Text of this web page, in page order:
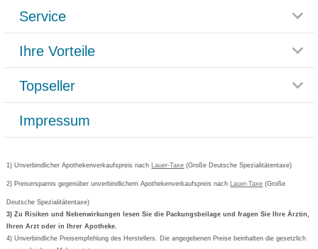
Glossar
Häufig gestellte Fragen
Datenschutz
AGB
Cookie-Einstellungen
Vertrag widerrufen
Service
Rücksendemöglichkeit
Paketlieferstatus
Versandkosten
Bestellschein ausfüllen
Newsletteranmeldung
Ihre Vorteile
Rezeptlieferung
Bonusprogramm
Gutschein und Rabatte
Kundenbewertung
Topseller
Grippostad
Bepanthen
Formoline
Wick
Impressum
1) Unverbindlicher Apothekenverkaufspreis nach Lauer-Taxe (Große Deutsche Spezialitätentaxe)
2) Preisersparnis gegenüber unverbindlichem Apothekenverkaufspreis nach Lauer-Taxe (Große
Deutsche Spezialitätentaxe)
3) Zu Risiken und Nebenwirkungen lesen Sie die Packungsbeilage und fragen Sie Ihre Ärztin,
Ihren Arzt oder in Ihrer Apotheke.
4) Unverbindliche Preisempfehlung des Herstellers. Die angegebenen Preise beinhalten die gesetzlich